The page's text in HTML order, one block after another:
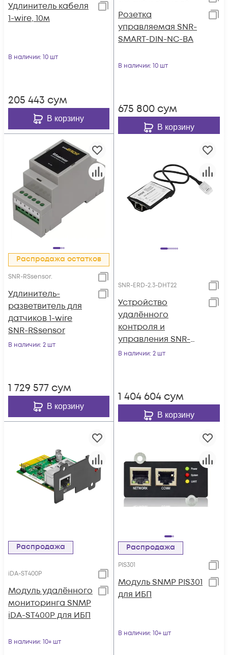
Удлинитель кабеля
1-wire, 10м
В наличии: 10 шт
205 443 сум
В корзину
Розетка
управляемая SNR-
SMART-DIN-NC-BA
В наличии: 10 шт
675 800 сум
В корзину
Распродажа остатков
SNR-RSsensor.
Удлинитель-
разветвитель для
датчиков 1-wire
SNR-RSsensor
В наличии: 2 шт
1 729 577 сум
В корзину
SNR-ERD-2.3-DHT22
Устройство
удалённого
контроля и
управления SNR-
ERD-2.3-DHT22 с
температуры
В наличии: 2 шт
1 404 604 сум
В корзину
Распродажа
iDA-ST400P
Модуль удалённого
мониторинга SNMP
iDA-ST400P для ИБП
В наличии: 10+ шт
Распродажа
PIS301
Модуль SNMP PIS301
для ИБП
В наличии: 10+ шт